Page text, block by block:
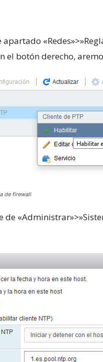
el botón derecho,
de firewall